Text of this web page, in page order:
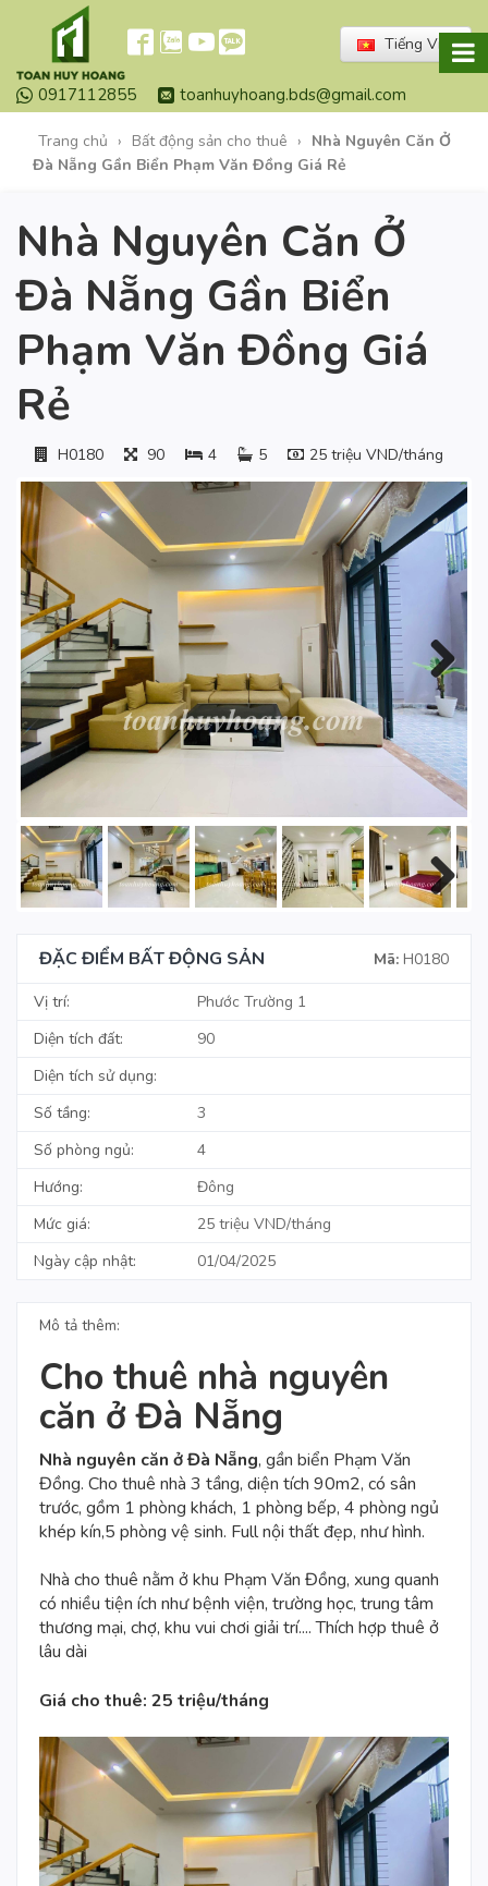
Tiếng Việt
0917112855 toanhuyhoang.bds@gmail.com
Trang chủ › Bất động sản cho thuê › Nhà Nguyên Căn Ở
Đà Nẵng Gần Biển Phạm Văn Đồng Giá Rẻ
Nhà Nguyên Căn Ở
Đà Nẵng Gần Biển
Phạm Văn Đồng Giá
Rẻ
H0180 90 4 5 25 triệu VND/tháng
Next
ĐẶC ĐIỂM BẤT ĐỘNG SẢN Mã: H0180
Vị trí:
Phước Trường 1
Diện tích đất:
90
Diện tích sử dụng:
Số tầng:
3
Số phòng ngủ:
4
Hướng:
Đông
Mức giá:
25 triệu VND/tháng
Ngày cập nhật:
01/04/2025
Mô tả thêm:
Cho thuê nhà nguyên
căn ở Đà Nẵng
Nhà nguyên căn ở Đà Nẵng, gần biển Phạm Văn
Đồng. Cho thuê nhà 3 tầng, diện tích 90m2, có sân
trước, gồm 1 phòng khách, 1 phòng bếp, 4 phòng ngủ
khép kín,5 phòng vệ sinh. Full nội thất đẹp, như hình.
Nhà cho thuê nằm ởkhu Phạm Văn Đồng, xung quanh
có nhiều tiện ích như bệnh viện, trường học, trung tâm
thương mại, chợ, khu vui chơi giải trí.... Thích hợp thuê ở
lâu dài
Giá cho thuê: 25 triệu/tháng